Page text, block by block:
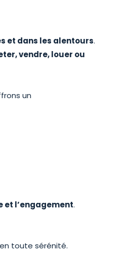
et dans les alentours.
vendre, louer ou
un
et l’engagement.
toute sérénité.